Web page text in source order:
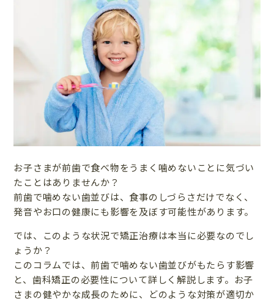
お子さまが前歯で食べ物をうまく噛めないことに気づい
たことはありませんか？
前歯で噛めない歯並びは、食事のしづらさだけでなく、
発音やお口の健康にも影響を及ぼす可能性があります。
では、このような状況で矯正治療は本当に必要なのでし
ょうか？
このコラムでは、前歯で噛めない歯並びがもたらす影響
と、歯科矯正の必要性について詳しく解説します。お子
さまの健やかな成長のために、どのような対策が適切か